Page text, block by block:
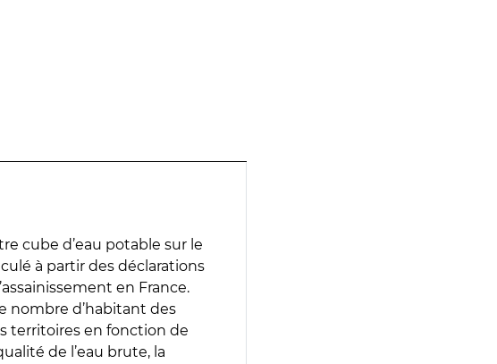
cube d’eau potable sur le
à partir des déclarations
en France.
nombre d’habitant des
territoires en fonction de
de l’eau brute, la